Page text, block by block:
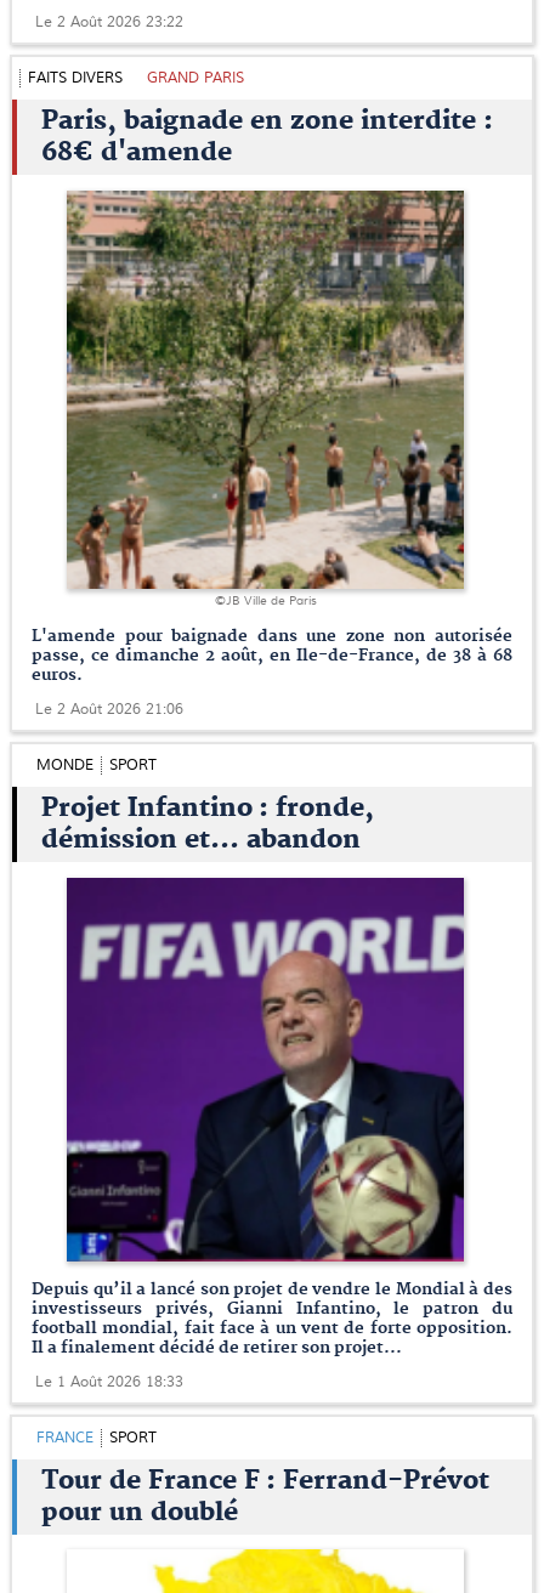
Le 2 Août 2026 23:22
FAITS DIVERS GRAND PARIS
Paris, baignade en zone interdite :
68€ d'amende
©JB Ville de Paris
L'amende pour baignade dans une zone non autorisée
passe, ce dimanche 2 août, en Ile-de-France, de 38 à 68
euros.
Le 2 Août 2026 21:06
MONDE SPORT
Projet Infantino : fronde,
démission et... abandon
Depuis qu’il a lancé son projet de vendre le Mondial à des
investisseurs privés, Gianni Infantino, le patron du
football mondial, fait face à un vent de forte opposition.
Il a finalement décidé de retirer son projet...
Le 1 Août 2026 18:33
FRANCE SPORT
Tour de France F : Ferrand-Prévot
pour un doublé